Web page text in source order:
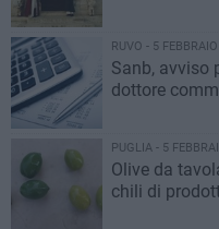
RUVO - 5
Sanb, avviso
dottore
PUGLIA - 5
Olive da
chili di